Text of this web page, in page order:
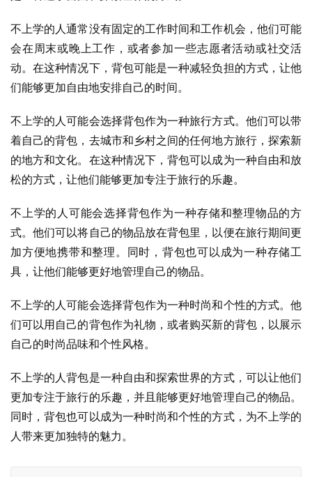
不上学的人通常没有固定的工作时间和工作机会，他们可能
会在周末或晚上工作，或者参加一些志愿者活动或社交活
动。在这种情况下，背包可能是一种减轻负担的方式，让他
们能够更加自由地安排自己的时间。
不上学的人可能会选择背包作为一种旅行方式。他们可以带
着自己的背包，去城市和乡村之间的任何地方旅行，探索新
的地方和文化。在这种情况下，背包可以成为一种自由和放
松的方式，让他们能够更加专注于旅行的乐趣。
不上学的人可能会选择背包作为一种存储和整理物品的方
式。他们可以将自己的物品放在背包里，以便在旅行期间更
加方便地携带和整理。同时，背包也可以成为一种存储工
具，让他们能够更好地管理自己的物品。
不上学的人可能会选择背包作为一种时尚和个性的方式。他
们可以用自己的背包作为礼物，或者购买新的背包，以展示
自己的时尚品味和个性风格。
不上学的人背包是一种自由和探索世界的方式，可以让他们
更加专注于旅行的乐趣，并且能够更好地管理自己的物品。
同时，背包也可以成为一种时尚和个性的方式，为不上学的
人带来更加独特的魅力。